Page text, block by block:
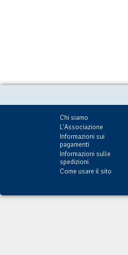
Chi siamo
L'Associazione
Informazioni sui
pagamenti
Informazioni sulle
spedizioni
Come usare il sito